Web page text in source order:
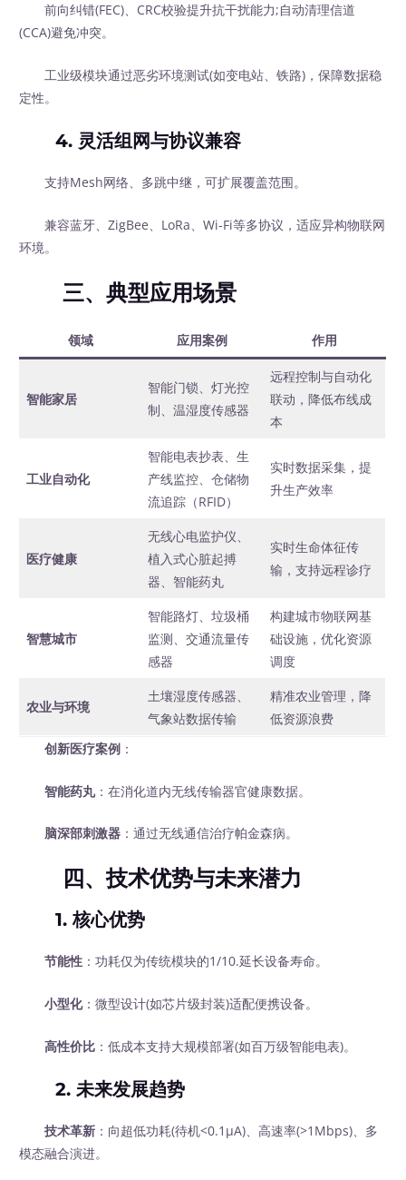
前向纠错(FEC)、CRC校验提升抗干扰能力;自动清理信道
(CCA)避免冲突。
工业级模块通过恶劣环境测试(如变电站、铁路)，保障数据稳
定性。
4. 灵活组网与协议兼容
支持Mesh网络、多跳中继，可扩展覆盖范围。
兼容蓝牙、ZigBee、LoRa、Wi-Fi等多协议，适应异构物联网
环境。
三、典型应用场景
领域 应用案例 作用
智能家居
智能门锁、灯光控
制、温湿度传感器
远程控制与自动化
联动，降低布线成
本
工业自动化
智能电表抄表、生
产线监控、仓储物
流追踪（RFID）
实时数据采集，提
升生产效率
医疗健康
无线心电监护仪、
植入式心脏起搏
器、智能药丸
实时生命体征传
输，支持远程诊疗
智慧城市
智能路灯、垃圾桶
监测、交通流量传
感器
构建城市物联网基
础设施，优化资源
调度
农业与环境
土壤湿度传感器、
气象站数据传输
精准农业管理，降
低资源浪费
创新医疗案例 ：
智能药丸：在消化道内无线传输器官健康数据。
脑深部刺激器 ：通过无线通信治疗帕金森病。
四、技术优势与未来潜力
1.核心优势
节能性 ：功耗仅为传统模块的1/10.延长设备寿命。
小型化：微型设计(如芯片级封装)适配便携设备。
高性价比 ：低成本支持大规模部署(如百万级智能电表)。
2. 未来发展趋势
技术革新 ：向超低功耗(待机<0.1μA)、高速率(>1Mbps)、多
模态融合演进。